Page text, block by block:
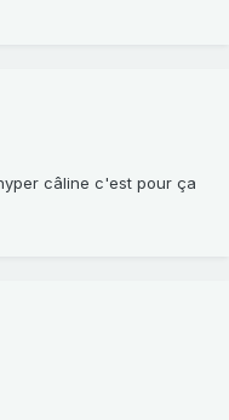
câline c'est pour ça